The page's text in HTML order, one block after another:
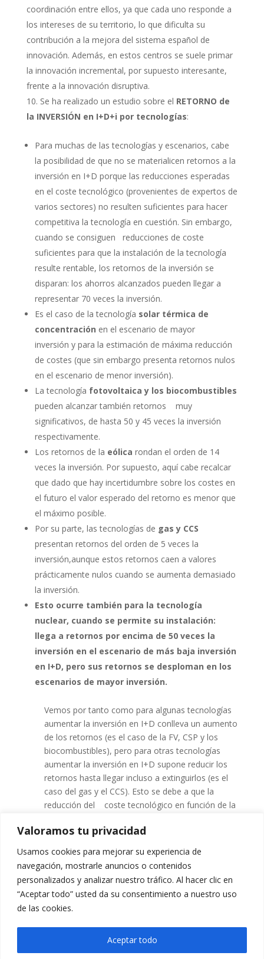
Valoramos tu privacidad
Usamos cookies para mejorar su experiencia de
navegación, mostrarle anuncios o contenidos
personalizados y analizar nuestro tráfico. Al hacer clic en
“Aceptar todo” usted da su consentimiento a nuestro uso
de las cookies.
Aceptar todo
coordinación entre ellos, ya que cada uno responde a
los intereses de su territorio, lo que dificulta su
contribución a la mejora del sistema español de
innovación. Además, en estos centros se suele primar
la innovación incremental, por supuesto interesante,
frente a la innovación disruptiva.
Se ha realizado un estudio sobre el RETORNO de
la INVERSIÓN en I+D+i por tecnologías:
Para muchas de las tecnologías y escenarios, cabe
la posibilidad de que no se materialicen retornos a la
inversión en I+D porque las reducciones esperadas
en el coste tecnológico (provenientes de expertos de
varios sectores) no resulten suficientes para hacer
competitiva la tecnología en cuestión. Sin embargo,
cuando se consiguen reducciones de coste
suficientes para que la instalación de la tecnología
resulte rentable, los retornos de la inversión se
disparan: los ahorros alcanzados pueden llegar a
representar 70 veces la inversión.
Es el caso de la tecnología solar térmica de
concentración en el escenario de mayor
inversión y para la estimación de máxima reducción
de costes (que sin embargo presenta retornos nulos
en el escenario de menor inversión).
La tecnología fotovoltaica y los biocombustibles
pueden alcanzar también retornos muy
significativos, de hasta 50 y 45 veces la inversión
respectivamente.
Los retornos de la eólica rondan el orden de 14
veces la inversión. Por supuesto, aquí cabe recalcar
que dado que hay incertidumbre sobre los costes en
el futuro el valor esperado del retorno es menor que
el máximo posible.
Por su parte, las tecnologías de gas y CCS
presentan retornos del orden de 5 veces la
inversión,aunque estos retornos caen a valores
prácticamente nulos cuando se aumenta demasiado
la inversión.
Esto ocurre también para la tecnología
nuclear, cuando se permite su instalación:
llega a retornos por encima de 50 veces la
inversión en el escenario de más baja inversión
en I+D, pero sus retornos se desploman en los
escenarios de mayor inversión.
Vemos por tanto como para algunas tecnologías
aumentar la inversión en I+D conlleva un aumento
de los retornos (es el caso de la FV, CSP y los
biocombustibles), pero para otras tecnologías
aumentar la inversión en I+D supone reducir los
retornos hasta llegar incluso a extinguirlos (es el
caso del gas y el CCS). Esto se debe a que la
reducción del coste tecnológico en función de la
a partir de la cual aumentar la inversión no supone
mejoras sustanciales en el coste de la tecnología.
11. Parece esencial reconsiderar, reorientar, y en su
caso reforzar las políticas públicas de apoyo a la
innovación en energía y de creación de mercado.
completo.